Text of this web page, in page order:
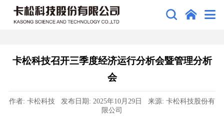
卡松科技召开三季度经济运行分析会暨管理分析
会
作者: 卡松科技 发布日期: 2025年10月29日 来源: 卡松科技股份有
限公司